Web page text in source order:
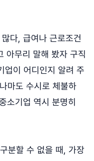
다, 급여나 근로조건
아무리 말해 봤자 구직
업이 어디인지 알려 주
마도 수시로 체불하
소기업 역시 분명히
분할 수 없을 때, 가장